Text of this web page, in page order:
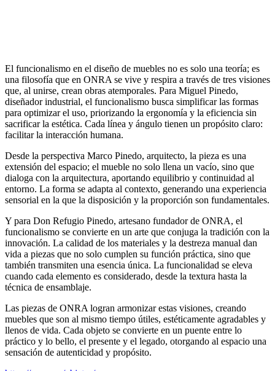
El funcionalismo en el diseño de muebles no es solo una teoría; es
una filosofía que en ONRA se vive y respira a través de tres visiones
que, al unirse, crean obras atemporales. Para Miguel Pinedo,
diseñador industrial, el funcionalismo busca simplificar las formas
para optimizar el uso, priorizando la ergonomía y la eficiencia sin
sacrificar la estética. Cada línea y ángulo tienen un propósito claro:
facilitar la interacción humana.
Desde la perspectiva Marco Pinedo, arquitecto, la pieza es una
extensión del espacio; el mueble no solo llena un vacío, sino que
dialoga con la arquitectura, aportando equilibrio y continuidad al
entorno. La forma se adapta al contexto, generando una experiencia
sensorial en la que la disposición y la proporción son fundamentales.
Y para Don Refugio Pinedo, artesano fundador de ONRA, el
funcionalismo se convierte en un arte que conjuga la tradición con la
innovación. La calidad de los materiales y la destreza manual dan
vida a piezas que no solo cumplen su función práctica, sino que
también transmiten una esencia única. La funcionalidad se eleva
cuando cada elemento es considerado, desde la textura hasta la
técnica de ensamblaje.
Las piezas de ONRA logran armonizar estas visiones, creando
muebles que son al mismo tiempo útiles, estéticamente agradables y
llenos de vida. Cada objeto se convierte en un puente entre lo
práctico y lo bello, el presente y el legado, otorgando al espacio una
sensación de autenticidad y propósito.